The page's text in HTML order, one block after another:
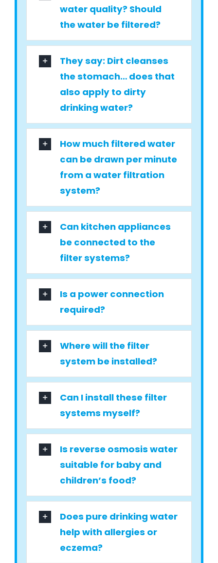
water quality? Should
the water be filtered?
They say: Dirt cleanses
the stomach… does that
also apply to dirty
drinking water?
How much filtered water
can be drawn per minute
from a water filtration
system?
Can kitchen appliances
be connected to the
filter systems?
Is a power connection
required?
Where will the filter
system be installed?
Can I install these filter
systems myself?
Is reverse osmosis water
suitable for baby and
children’s food?
Does pure drinking water
help with allergies or
eczema?